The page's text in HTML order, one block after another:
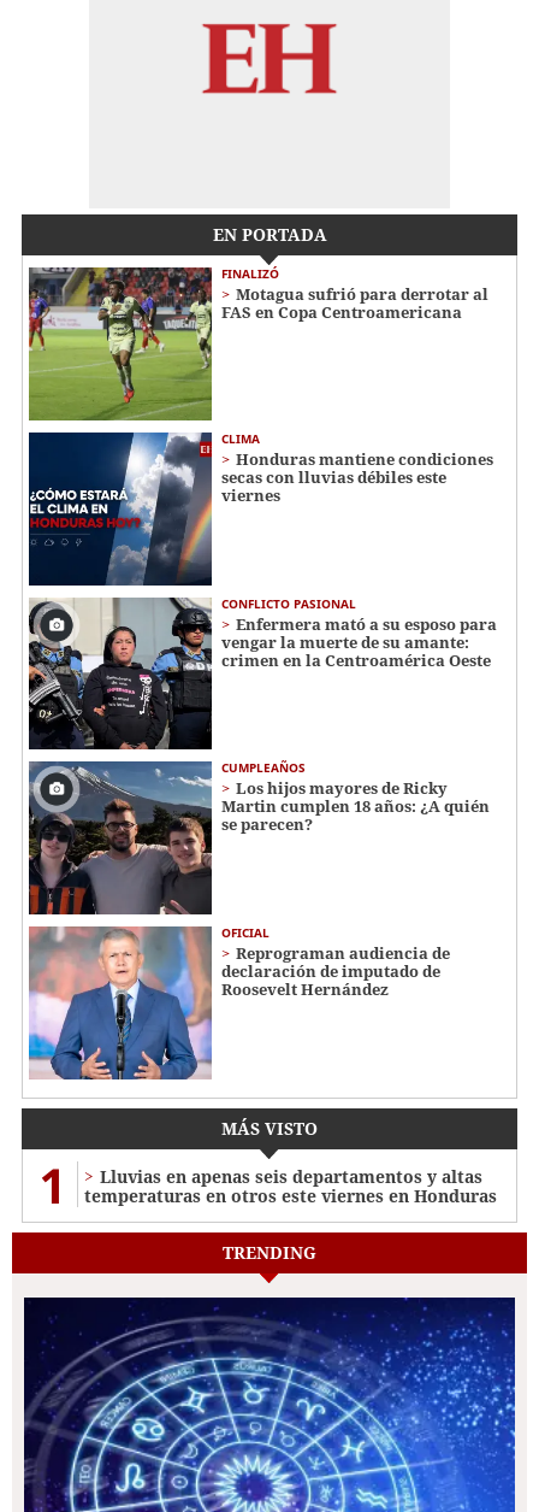
EN PORTADA
FINALIZÓ
Motagua sufrió para derrotar al
FAS en Copa Centroamericana
CLIMA
Honduras mantiene condiciones
secas con lluvias débiles este
viernes
CONFLICTO PASIONAL
Enfermera mató a su esposo para
vengar la muerte de su amante:
crimen en la Centroamérica Oeste
CUMPLEAÑOS
Los hijos mayores de Ricky
Martin cumplen 18 años: ¿A quién
se parecen?
OFICIAL
Reprograman audiencia de
declaración de imputado de
Roosevelt Hernández
MÁS VISTO
1
Lluvias en apenas seis departamentos y altas
temperaturas en otros este viernes en Honduras
TRENDING